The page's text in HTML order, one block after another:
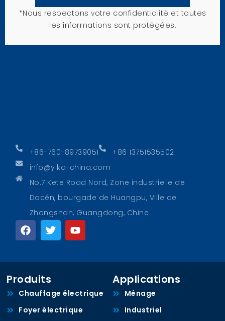
+86-760-89739051
+86 13751535502
info@yika-china.com
No.7 Kete Road Nord, Zone industrielle de
Dacén, bourgade de Huangpu, Ville de
Zhongshan, Guangdong, Chine
*Nous respectons votre confidentialité et toutes
les informations sont protégées.
Produits
Chauffage électrique
Foyer électrique
Applications
Ménage
Industriel